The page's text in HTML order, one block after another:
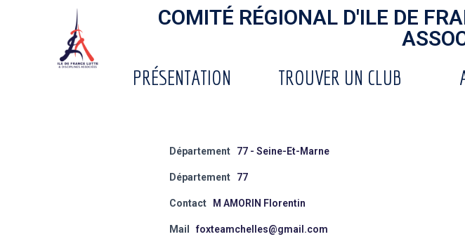
COMITÉ RÉGIONAL D'ILE DE
PRÉSENTATION TROUVER UN CLUB
Département 77 - Seine-Et-Marne
Département 77
Contact M AMORIN Florentin
Mail foxteamchelles@gmail.com